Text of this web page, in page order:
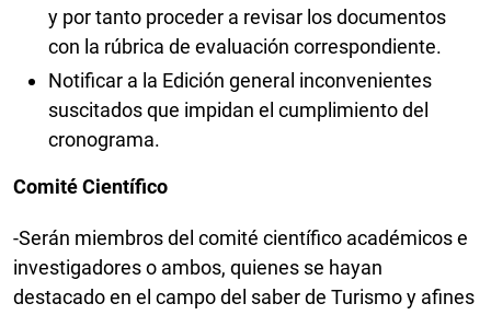
y por tanto proceder a revisar los documentos
con la rúbrica de evaluación correspondiente.
Notificar a la Edición general inconvenientes
suscitados que impidan el cumplimiento del
cronograma.
Comité Científico
-Serán miembros del comité científico académicos e
investigadores o ambos, quienes se hayan
destacado en el campo del saber de Turismo y afines